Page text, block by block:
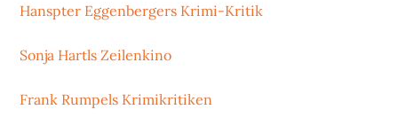
Hanspter Eggenbergers Krimi-Kritik
Sonja Hartls Zeilenkino
Frank Rumpels Krimikritiken